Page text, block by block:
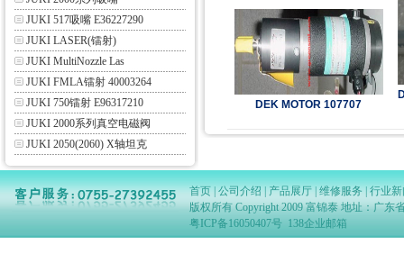
JUKI 517吸嘴 E36227290
JUKI LASER(镭射)
JUKI MultiNozzle Las
JUKI FMLA镭射 40003264
JUKI 750镭射 E96317210
JUKI 2000系列真空电磁阀
JUKI 2050(2060) X轴坦克
PHILIPS (ASSEMBLEON)
SAMSUNG QA/SA laser(
DEK CBA40相机 GRAPHITE
YAMAHA LASER
DEK MOTOR 107707
首页|公司介绍|产品展厅|维修服务|行业
版权所有 Copyright 2009 富锦泰 地址：广东
粤ICP备16050407号 138企业邮箱